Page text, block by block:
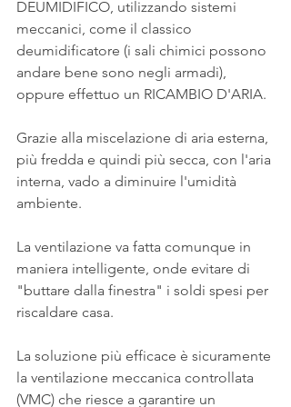
DEUMIDIFICO, utilizzando sistemi
meccanici, come il classico
deumidificatore (i sali chimici possono
andare bene sono negli armadi),
oppure effettuo un RICAMBIO D'ARIA.
Grazie alla miscelazione di aria esterna,
più fredda e quindi più secca, con l'aria
interna, vado a diminuire l'umidità
ambiente.
La ventilazione va fatta comunque in
maniera intelligente, onde evitare di
"buttare dalla finestra" i soldi spesi per
riscaldare casa.
La soluzione più efficace è sicuramente
la ventilazione meccanica controllata
(VMC) che riesce a garantire un